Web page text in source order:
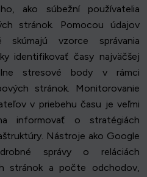
ako súbežní používatelia
stránok. Pomocou údajov
vzorce správania
identifikovať časy najväčšej
stresové body v rámci
stránok. Monitorovanie
v priebehu času je veľmi
informovať o stratégiách
Nástroje ako Google
správy o reláciách
stránok a počte odchodov,